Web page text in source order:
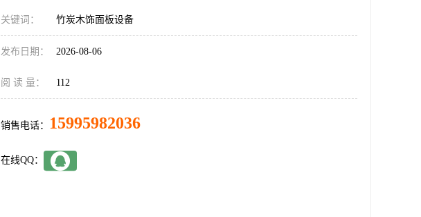
关键词： 竹炭木饰面板设备
发布日期： 2026-08-06
阅 读 量： 112
销售电话： 15995982036
在线QQ：